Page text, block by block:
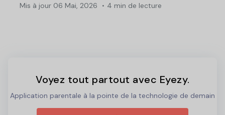
Mis à jour 06 Mai, 2026 4 min de lecture
Voyez tout partout avec Eyezy.
Application parentale à la pointe de la technologie de demain